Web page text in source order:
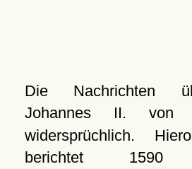
Die Nachrichten
Johannes II. von
widersprüchlich.
berichtet